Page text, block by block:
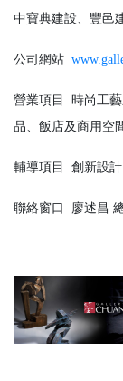
中寶典建設、豐邑
公司網站
營業項目
時尚工
品、飯店及商用空
輔導項目 創新設
聯絡窗口 廖述昌